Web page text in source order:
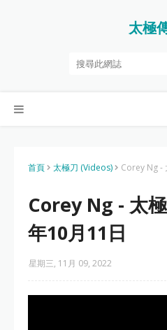
太極
首頁 太極刀 (Videos) Corey Ng -
Corey Ng - 太
年10月11日
星期三, 11月 09, 2022